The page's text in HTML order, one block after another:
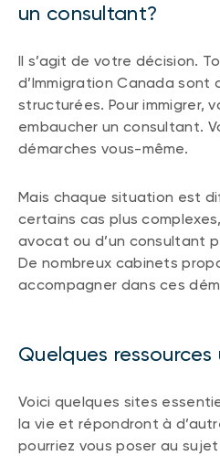
un consultant?
Il s’agit de votre décision.
d’Immigration Canada sont
structurées. Pour immigrer,
embaucher un consultant.
démarches vous-même.
Mais chaque situation est
certains cas plus
avocat ou d’un consultant
De nombreux cabinets
accompagner dans ces
Quelques ressources
Voici quelques sites
la vie et répondront à
pourriez vous poser au